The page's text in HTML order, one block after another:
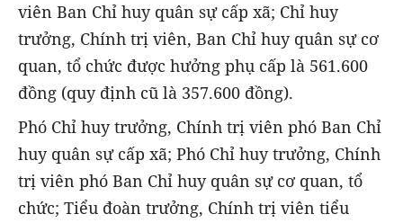
viên Ban Chỉ huy quân sự cấp xã; Chỉ huy
trưởng, Chính trị viên, Ban Chỉ huy quân sự cơ
quan, tổ chức được hưởng phụ cấp là 561.600
đồng (quy định cũ là 357.600 đồng).
Phó Chỉ huy trưởng, Chính trị viên phó Ban Chỉ
huy quân sự cấp xã; Phó Chỉ huy trưởng, Chính
trị viên phó Ban Chỉ huy quân sự cơ quan, tổ
chức; Tiểu đoàn trưởng, Chính trị viên tiểu